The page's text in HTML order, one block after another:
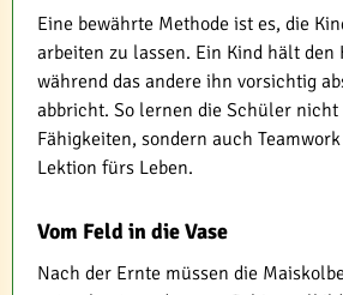
Eine bewährte Methode ist es, die
arbeiten zu lassen. Ein Kind hält den
während das andere ihn vorsichtig
abbricht. So lernen die Schüler
Fähigkeiten, sondern auch
Lektion fürs Leben.
Vom Feld in die Vase
Nach der Ernte müssen die